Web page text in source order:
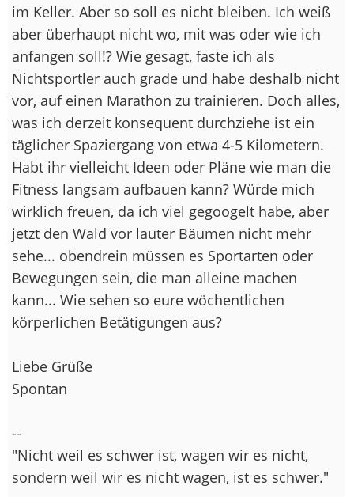
im Keller. Aber so soll es nicht bleiben. Ich weiß
aber überhaupt nicht wo, mit was oder wie ich
anfangen soll!? Wie gesagt, faste ich als
Nichtsportler auch grade und habe deshalb nicht
vor, auf einen Marathon zu trainieren. Doch alles,
was ich derzeit konsequent durchziehe ist ein
täglicher Spaziergang von etwa 4-5 Kilometern.
Habt ihr vielleicht Ideen oder Pläne wie man die
Fitness langsam aufbauen kann? Würde mich
wirklich freuen, da ich viel gegoogelt habe, aber
jetzt den Wald vor lauter Bäumen nicht mehr
sehe... obendrein müssen es Sportarten oder
Bewegungen sein, die man alleine machen
kann... Wie sehen so eure wöchentlichen
körperlichen Betätigungen aus?
Liebe Grüße
Spontan
--
"Nicht weil es schwer ist, wagen wir es nicht,
sondern weil wir es nicht wagen, ist es schwer."